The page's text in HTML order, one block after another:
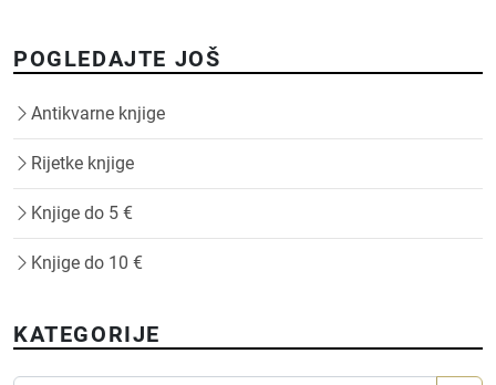
POGLEDAJTE JOŠ
Antikvarne knjige
Rijetke knjige
Knjige do 5 €
Knjige do 10 €
KATEGORIJE